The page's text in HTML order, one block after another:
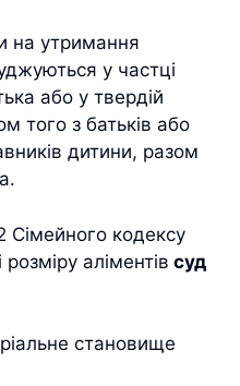
на утримання
у частці
або у твердій
того з батьків або
дитини, разом
Сімейного кодексу
аліментів суд
становище